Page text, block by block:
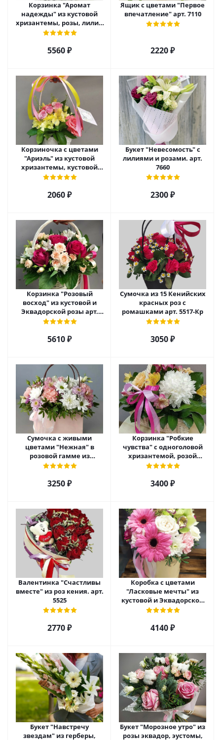
Корзинка "Аромат
надежды" из кустовой
хризантемы, розы, лилий
и эустомы. арт. 7751
5560 ₽
Ящик с цветами "Первое
впечатление" арт. 7110
2220 ₽
Корзиночка с цветами
"Ариэль" из кустовой
хризантемы, кустовой
розы и альстромерии арт.
2060 ₽
Букет "Невесомость" с
лилиями и розами. арт.
7660
2300 ₽
Корзинка "Розовый
восход" из кустовой и
Эквадорской розы арт.
5520
5610 ₽
Сумочка из 15 Кенийских
красных роз с
ромашками арт. 5517-Кр
3050 ₽
Сумочка с живыми
цветами "Нежная" в
розовой гамме из
кустовой хризантемы,
3250 ₽
Корзинка "Робкие
чувства" с одноголовой
хризантемой, розой
Эквадор и альстромерией
3400 ₽
Валентинка "Счастливы
вместе" из роз кения. арт.
5525
2770 ₽
Коробка с цветами
"Ласковые мечты" из
кустовой и Эквадорской
розы, орхидеи и гербер
4140 ₽
Букет "Навстречу
звездам" из герберы,
Букет "Морозное утро" из
розы эквадор, эустомы,